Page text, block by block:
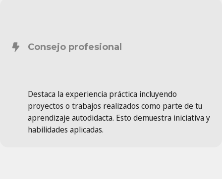
Consejo profesional
Destaca la experiencia práctica incluyendo
proyectos o trabajos realizados como parte de tu
aprendizaje autodidacta. Esto demuestra iniciativa y
habilidades aplicadas.